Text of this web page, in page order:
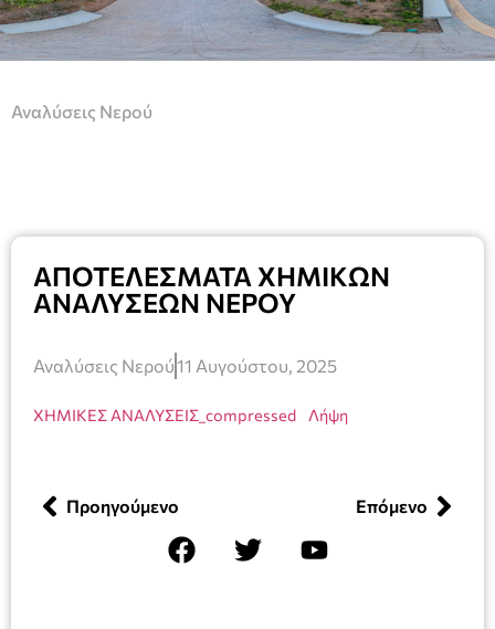
Αναλύσεις Νερού
ΑΠΟΤΕΛΕΣΜΑΤΑ ΧΗΜΙΚΩΝ
ΑΝΑΛΥΣΕΩΝ ΝΕΡΟΥ
Αναλύσεις Νερού11 Αυγούστου, 2025
ΧΗΜΙΚΕΣ ΑΝΑΛΥΣΕΙΣ_compressed Λήψη
Προηγούμενο Επόμενο